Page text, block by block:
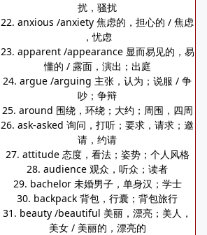
扰，骚扰
22. anxious /anxiety 焦虑的，担心的 / 焦虑
，忧虑
23. apparent /appearance 显而易见的，易
懂的 / 露面，演出；出庭
24. argue /arguing 主张，认为；说服 / 争
吵；争辩
25. around 围绕，环绕；大约；周围，四周
26. ask-asked 询问，打听；要求，请求；邀
请，约请
27. attitude 态度，看法；姿势；个人风格
28. audience 观众，听众；读者
29. bachelor 未婚男子，单身汉；学士
30. backpack 背包，行囊；背包旅行
31. beauty /beautiful 美丽，漂亮；美人，
美女 / 美丽的，漂亮的